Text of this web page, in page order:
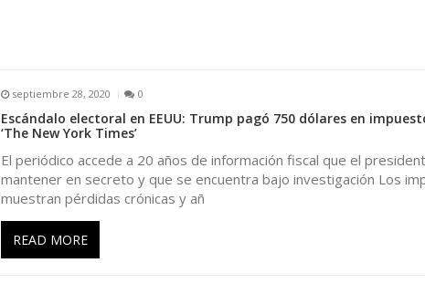
septiembre 28, 2020 0
Escándalo electoral en EEUU: Trump pagó 750 dólares en
‘The New York Times’
El periódico accede a 20 años de información fiscal que el
mantener en secreto y que se encuentra bajo investigación Los
muestran pérdidas crónicas y añ
READ MORE